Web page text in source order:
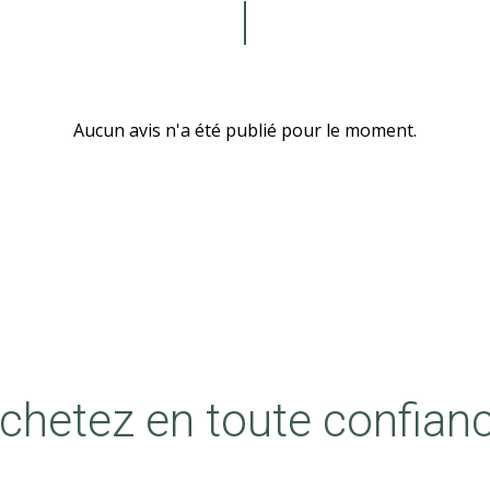
Aucun avis n'a été publié pour le moment.
en toute